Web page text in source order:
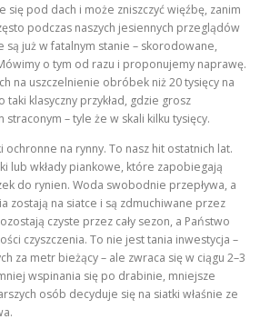
się pod dach i może zniszczyć więźbę, zanim
podczas naszych jesiennych przeglądów
już w fatalnym stanie – skorodowane,
o tym od razu i proponujemy naprawę.
na uszczelnienie obróbek niż 20 tysięcy na
klasyczny przykład, gdzie grosz
– tyle że w skali kilku tysięcy.
ochronne na rynny. To nasz hit ostatnich lat.
lub wkłady piankowe, które zapobiegają
do rynien. Woda swobodnie przepływa, a
zostają na siatce i są zdmuchiwane przez
czyste przez cały sezon, a Państwo
czyszczenia. To nie jest tania inwestycja –
za metr bieżący – ale zwraca się w ciągu 2–3
wspinania się po drabinie, mniejsze
osób decyduje się na siatki właśnie ze